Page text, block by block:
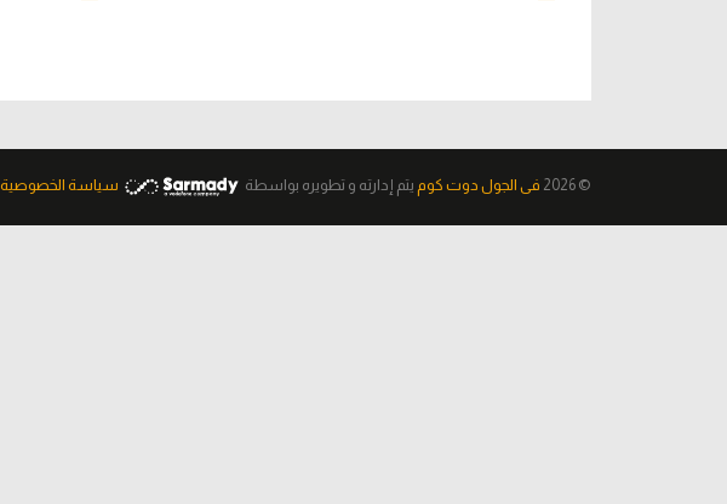
© 2026 فى الجول دوت كوم يتم إدارته و تطويره بواسطة سياسة الخصوصية